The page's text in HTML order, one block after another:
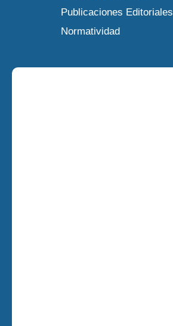
Publicaciones Editoriales
Normatividad